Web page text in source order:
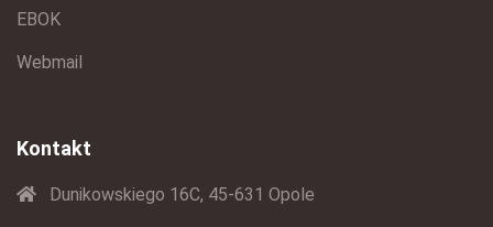
EBOK
Webmail
Kontakt
Dunikowskiego 16C, 45-631 Opole